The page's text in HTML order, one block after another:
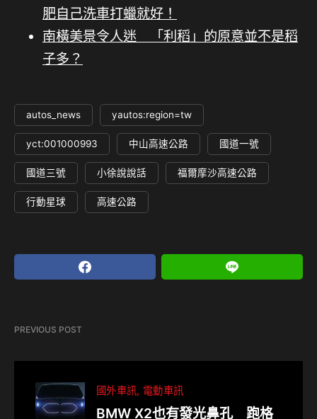
肥自己洗車打蠟就好！
南橫美景令人迷 「利稻」的原意並不是稻
子多？
autos_news yautos:region=tw
yct:001000993 中山高速公路 國道一號
國道三號 小徐說說話 福爾摩沙高速公路
行動星球 高速公路
PREVIOUS POST
國外車訊 電動車訊
BMW X2也有發光鼻孔 跑格